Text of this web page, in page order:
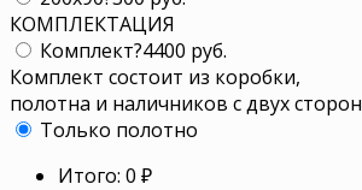
КОМПЛЕКТАЦИЯ
Комплект?4400 руб.
Комплект состоит из коробки,
полотна и наличников с двух сторон
Только полотно
Итого: 0 ₽